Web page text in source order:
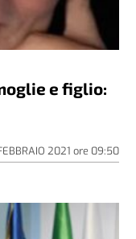
e figlio:
2021 ore 09:50